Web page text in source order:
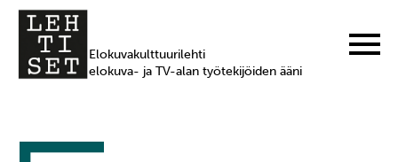
Elokuvakulttuurilehti
elokuva- ja TV-alan työtekijöiden ääni